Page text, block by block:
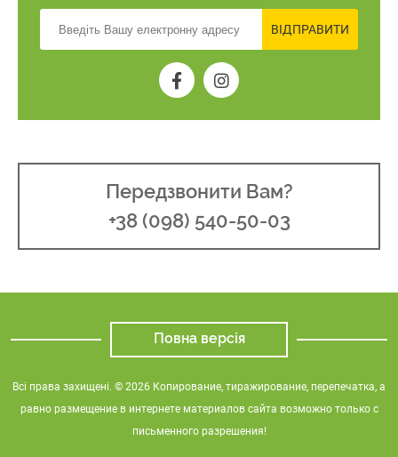
ВІДПРАВИТИ
Передзвонити Вам?
+38 (098) 540-50-03
Повна версія
Всі права захищені. © 2026 Копирование, тиражирование, перепечатка, а
равно размещение в интернете материалов сайта возможно только с
письменного разрешения!